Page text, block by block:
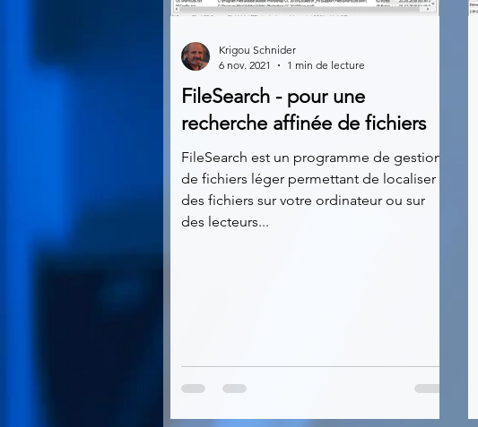
FileSearch - pour une
recherche affinée de fichiers
FileSearch est un programme de gestion
de fichiers léger permettant de localiser
des fichiers sur votre ordinateur ou sur
des lecteurs...
Krigou Schnider
6 nov. 2021
1 min de lecture